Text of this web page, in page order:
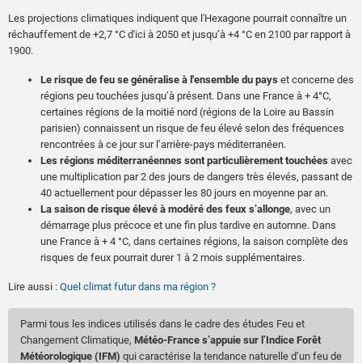
Les projections climatiques indiquent que l'Hexagone pourrait connaître un
réchauffement de +2,7 °C d'ici à 2050 et jusqu’à +4 °C en 2100 par rapport à
1900.
Le risque de feu se généralise à l'ensemble du pays et concerne des
régions peu touchées jusqu’à présent. Dans une France à + 4°C,
certaines régions de la moitié nord (régions de la Loire au Bassin
parisien) connaissent un risque de feu élevé selon des fréquences
rencontrées à ce jour sur l’arrière-pays méditerranéen.
Les régions méditerranéennes sont particulièrement touchées avec
une multiplication par 2 des jours de dangers très élevés, passant de
40 actuellement pour dépasser les 80 jours en moyenne par an.
La saison de risque élevé à modéré des feux s’allonge, avec un
démarrage plus précoce et une fin plus tardive en automne. Dans
une France à + 4 °C, dans certaines régions, la saison complète des
risques de feux pourrait durer 1 à 2 mois supplémentaires.
Lire aussi : Quel climat futur dans ma région ?
Parmi tous les indices utilisés dans le cadre des études Feu et
Changement Climatique, Météo-France s’appuie sur l’Indice Forêt
Météorologique (IFM) qui caractérise la tendance naturelle d’un feu de